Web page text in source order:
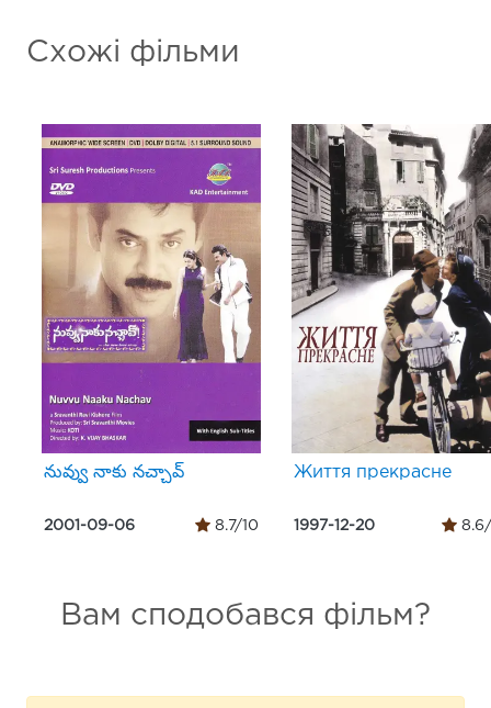
Схожі фільми
నువ్వు నాకు నచ్చావ్
2001-09-06 8.7/10
Життя прекрасне
1997-12-20 8.6/
Вам сподобався фільм?